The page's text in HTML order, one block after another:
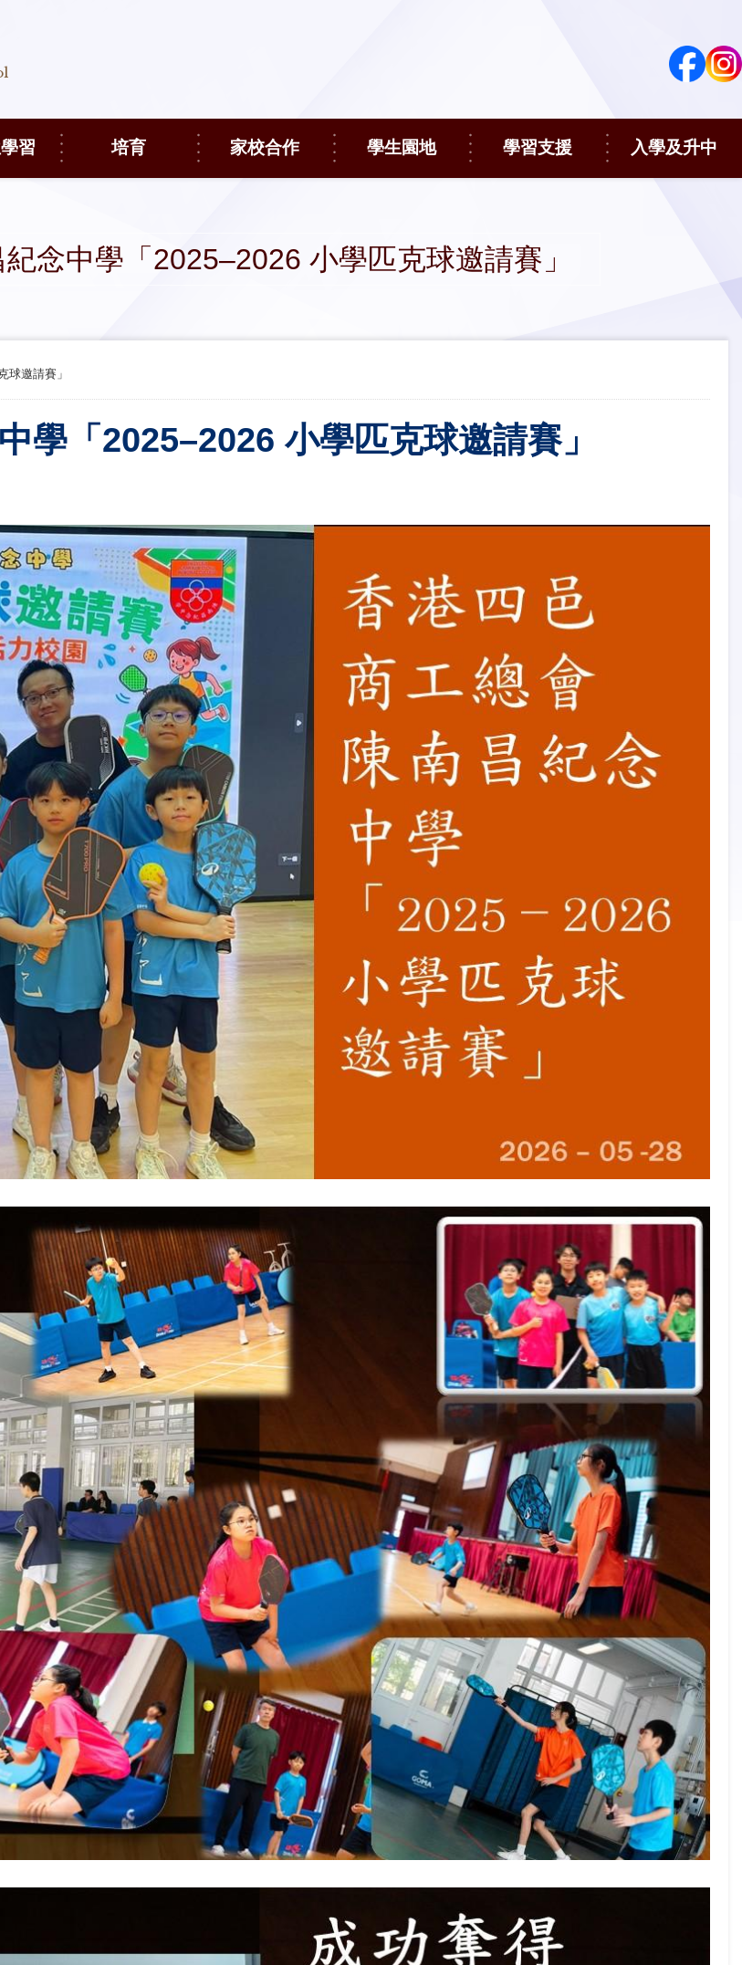
習 培育 家校合作 學生園地 學習支援 入學及升中
念中學 「2025–2026 小學匹克球 邀請賽」
邀請賽」
學 「2025–2026 小學匹克球 邀請賽」